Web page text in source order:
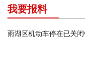
我要报料